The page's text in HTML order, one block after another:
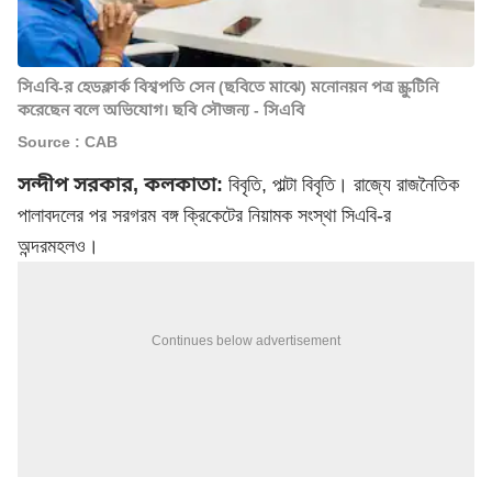
সিএবি-র হেডক্লার্ক বিশ্বপতি সেন (ছবিতে মাঝে) মনোনয়ন পত্র স্ক্রুটিনি
করেছেন বলে অভিযোগ। ছবি সৌজন্য - সিএবি
Source : CAB
সন্দীপ সরকার, কলকাতা: বিবৃতি, পাল্টা বিবৃতি। রাজ্যে রাজনৈতিক
পালাবদলের পর সরগরম বঙ্গ ক্রিকেটের নিয়ামক সংস্থা সিএবি-র
অন্দরমহলও।
Continues below advertisement